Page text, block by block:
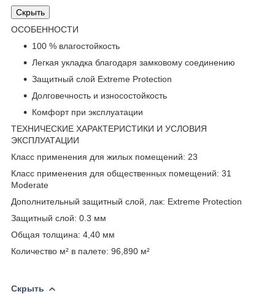
Скрыть
ОСОБЕННОСТИ
100 % влагостойкость
Легкая укладка благодаря замковому соединению
Защитный слой Extreme Protection
Долговечность и износостойкость
Комфорт при эксплуатации
ТЕХНИЧЕСКИЕ ХАРАКТЕРИСТИКИ И УСЛОВИЯ
ЭКСПЛУАТАЦИИ
Класс применения для жилых помещений: 23
Класс применения для общественных помещений: 31
Moderate
Дополнительный защитный слой, лак: Extreme Protection
Защитный слой: 0.3 мм
Общая толщина: 4,40 мм
Количество м² в палете: 96,890 м²
Скрыть